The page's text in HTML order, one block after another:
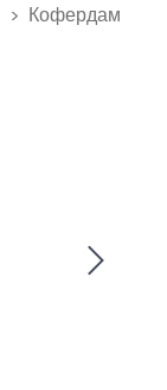
Кофердам